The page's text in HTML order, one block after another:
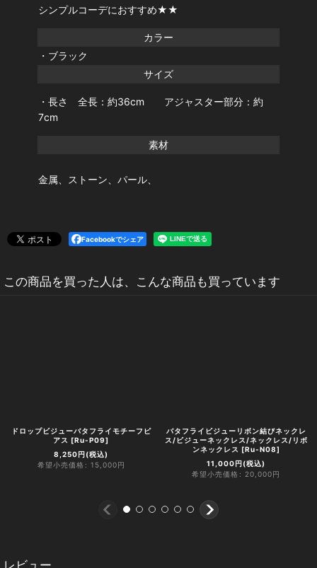
シンプルコーデにおすすめ★★
カラー
・ブラック
サイズ
・長さ 全長：約36cm アジャスター部分：約
7cm
素材
金属、ストーン、パール、
Facebookでシェア
この商品を買った人は、こんな商品も買っています
ドロップビジューバタフライモチーフピ
アス [Ru-P09]
8,250 円 (税込)
希望小売価格 : 15,000円
バタフライビジューリボン結びネックレ
ス/ビジューネックレス/ネックレス/リボ
ンネックレス [Ru-N08]
11,000 円 (税込)
希望小売価格 : 20,000円